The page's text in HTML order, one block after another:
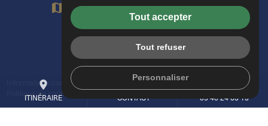
Rappel immédiat
place
ITINÉRAIRE CONTACT 05 40 24 63 13
map Itinéraire
Informations complémentaires
Mentions légales
Politique de confidentialitéGestion des cookies
Tout accepter
Tout refuser
Personnaliser